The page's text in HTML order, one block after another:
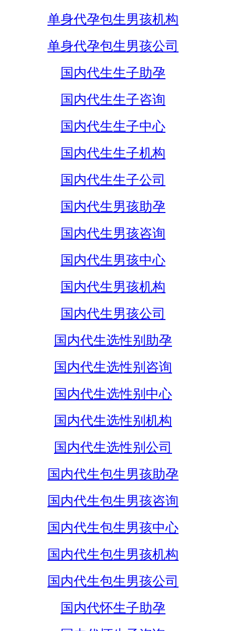
单身代孕包生男孩机构
单身代孕包生男孩公司
国内代生生子助孕
国内代生生子咨询
国内代生生子中心
国内代生生子机构
国内代生生子公司
国内代生男孩助孕
国内代生男孩咨询
国内代生男孩中心
国内代生男孩机构
国内代生男孩公司
国内代生选性别助孕
国内代生选性别咨询
国内代生选性别中心
国内代生选性别机构
国内代生选性别公司
国内代生包生男孩助孕
国内代生包生男孩咨询
国内代生包生男孩中心
国内代生包生男孩机构
国内代生包生男孩公司
国内代怀生子助孕